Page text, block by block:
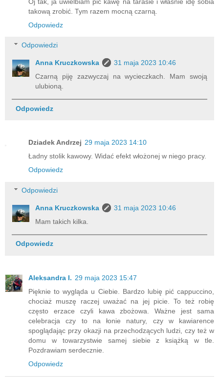
takową zrobić. Tym razem mocną czarną.
Odpowiedz
Odpowiedzi
Anna Kruczkowska
31 maja 2023 10:46
Czarną piję zazwyczaj na wycieczkach. Mam swoją
ulubioną.
Odpowiedz
Dziadek Andrzej 29 maja 2023 14:10
Ładny stolik kawowy. Widać efekt włożonej w niego pracy.
Odpowiedz
Odpowiedzi
Anna Kruczkowska
31 maja 2023 10:46
Mam takich kilka.
Odpowiedz
Aleksandra I. 29 maja 2023 15:47
Pięknie to wygląda u Ciebie. Bardzo lubię pić cappuccino,
chociaż muszę raczej uważać na jej picie. To też robię
często erzace czyli kawa zbożowa. Ważne jest sama
celebracja czy to na łonie natury, czy w kawiarence
spoglądając przy okazji na przechodzących ludzi, czy też w
domu w towarzystwie samej siebie z książką w tle.
Pozdrawiam serdecznie.
Odpowiedz